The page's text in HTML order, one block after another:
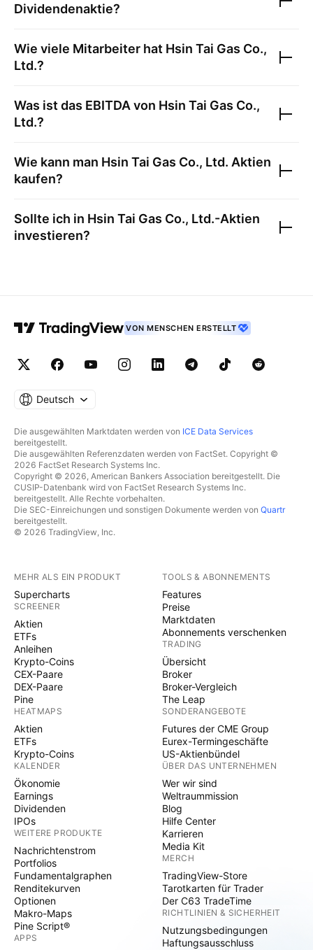
Dividendenaktie?
Wie viele Mitarbeiter hat Hsin Tai Gas Co.,
Ltd.?
Was ist das EBITDA von Hsin Tai Gas Co.,
Ltd.?
Wie kann man Hsin Tai Gas Co., Ltd. Aktien
kaufen?
Sollte ich in Hsin Tai Gas Co., Ltd.-Aktien
investieren?
VON MENSCHEN ERSTELLT
Deutsch
Die ausgewählten Marktdaten werden von ICE Data Services
bereitgestellt.
Die ausgewählten Referenzdaten werden von FactSet. Copyright ©
2026 FactSet Research Systems Inc.
Copyright © 2026, American Bankers Association bereitgestellt. Die
CUSIP-Datenbank wird von FactSet Research Systems Inc.
bereitgestellt. Alle Rechte vorbehalten.
Die SEC-Einreichungen und sonstigen Dokumente werden von Quartr
bereitgestellt.
© 2026 TradingView, Inc.
MEHR ALS EIN PRODUKT
Supercharts
SCREENER
Aktien
ETFs
Anleihen
Krypto-Coins
CEX-Paare
DEX-Paare
Pine
HEATMAPS
Aktien
ETFs
Krypto-Coins
KALENDER
Ökonomie
Earnings
Dividenden
IPOs
WEITERE PRODUKTE
Nachrichtenstrom
Portfolios
Fundamentalgraphen
Renditekurven
Optionen
Makro-Maps
Pine Script®
APPS
TOOLS & ABONNEMENTS
Features
Preise
Marktdaten
Abonnements verschenken
TRADING
Übersicht
Broker
Broker-Vergleich
The Leap
SONDERANGEBOTE
Futures der CME Group
Eurex-Termingeschäfte
US-Aktienbündel
ÜBER DAS UNTERNEHMEN
Wer wir sind
Weltraummission
Blog
Hilfe Center
Karrieren
Media Kit
MERCH
TradingView-Store
Tarotkarten für Trader
Der C63 TradeTime
RICHTLINIEN & SICHERHEIT
Nutzungsbedingungen
Haftungsausschluss